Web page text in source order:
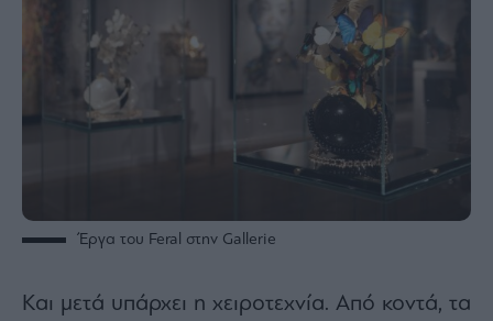
Έργα του Feral στην Gallerie
Και μετά υπάρχει η χειροτεχνία. Από κοντά, τα